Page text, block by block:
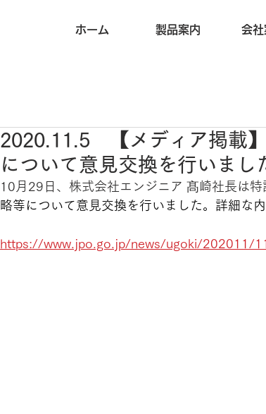
ホーム 製品案内 会社
2020.11.5 【メディア掲載
について意見交換を行いまし
10月29日、株式会社エンジニア 髙崎社長は特
略等について意見交換を行いました。詳細な
https://www.jpo.go.jp/news/ugoki/202011/